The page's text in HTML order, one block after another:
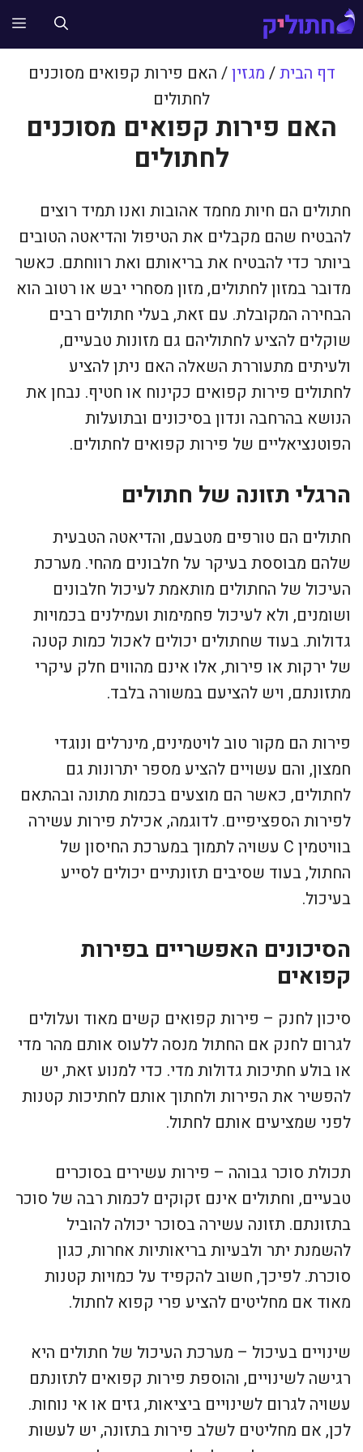
לדלג
לתוכן
דף הבית/ מגזין/ האם פירות קפואים מסוכנים
לחתולים
האם פירות קפואים מסוכנים
לחתולים
חתולים הם חיות מחמד אהובות ואנו תמיד רוצים
להבטיח שהם מקבלים את הטיפול והדיאטה הטובים
ביותר כדי להבטיח את בריאותם ואת רווחתם. כאשר
מדובר במזון לחתולים, מזון מסחרי יבש או רטוב הוא
הבחירה המקובלת. עם זאת, בעלי חתולים רבים
שוקלים להציע לחתוליהם גם מזונות טבעיים,
ולעיתים מתעוררת השאלה האם ניתן להציע
לחתולים פירות קפואים כקינוח או חטיף. נבחן את
הנושא בהרחבה ונדון בסיכונים ובתועלות
הפוטנציאליים של פירות קפואים לחתולים.
הרגלי תזונה של חתולים
חתולים הם טורפים מטבעם, והדיאטה הטבעית
שלהם מבוססת בעיקר על חלבונים מהחי. מערכת
העיכול של החתולים מותאמת לעיכול חלבונים
ושומנים, ולא לעיכול פחמימות ועמילנים בכמויות
גדולות. בעוד שחתולים יכולים לאכול כמות קטנה
של ירקות או פירות, אלו אינם מהווים חלק עיקרי
מתזונתם, ויש להציעם במשורה בלבד.
פירות הם מקור טוב לויטמינים, מינרלים ונוגדי
חמצון, והם עשויים להציע מספר יתרונות גם
לחתולים, כאשר הם מוצעים בכמות מתונה ובהתאם
לפירות הספציפיים. לדוגמה, אכילת פירות עשירה
בוויטמין C עשויה לתמוך במערכת החיסון של
החתול, בעוד שסיבים תזונתיים יכולים לסייע
בעיכול.
הסיכונים האפשריים בפירות
קפואים
סיכון לחנק – פירות קפואים קשים מאוד ועלולים
לגרום לחנק אם החתול מנסה ללעוס אותם מהר מדי
או בולע חתיכות גדולות מדי. כדי למנוע זאת, יש
להפשיר את הפירות ולחתוך אותם לחתיכות קטנות
לפני שמציעים אותם לחתול.
תכולת סוכר גבוהה – פירות עשירים בסוכרים
טבעיים, וחתולים אינם זקוקים לכמות רבה של סוכר
בתזונתם. תזונה עשירה בסוכר יכולה להוביל
להשמנת יתר ולבעיות בריאותיות אחרות, כגון
סוכרת. לפיכך, חשוב להקפיד על כמויות קטנות
מאוד אם מחליטים להציע פרי קפוא לחתול.
שינויים בעיכול – מערכת העיכול של חתולים היא
רגישה לשינויים, והוספת פירות קפואים לתזונתם
עשויה לגרום לשינויים ביציאות, גזים או אי נוחות.
לכן, אם מחליטים לשלב פירות בתזונה, יש לעשות